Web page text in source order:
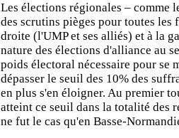
Les élections régionales – comme
des scrutins pièges pour toutes
droite (l'UMP et ses alliés) et à la
nature des élections d'alliance au
poids électoral nécessaire pour se
dépasser le seuil des 10% des
en plus s'en éloigner. Au premier
atteint ce seuil dans la totalité des
ne fut le cas qu'en Basse-